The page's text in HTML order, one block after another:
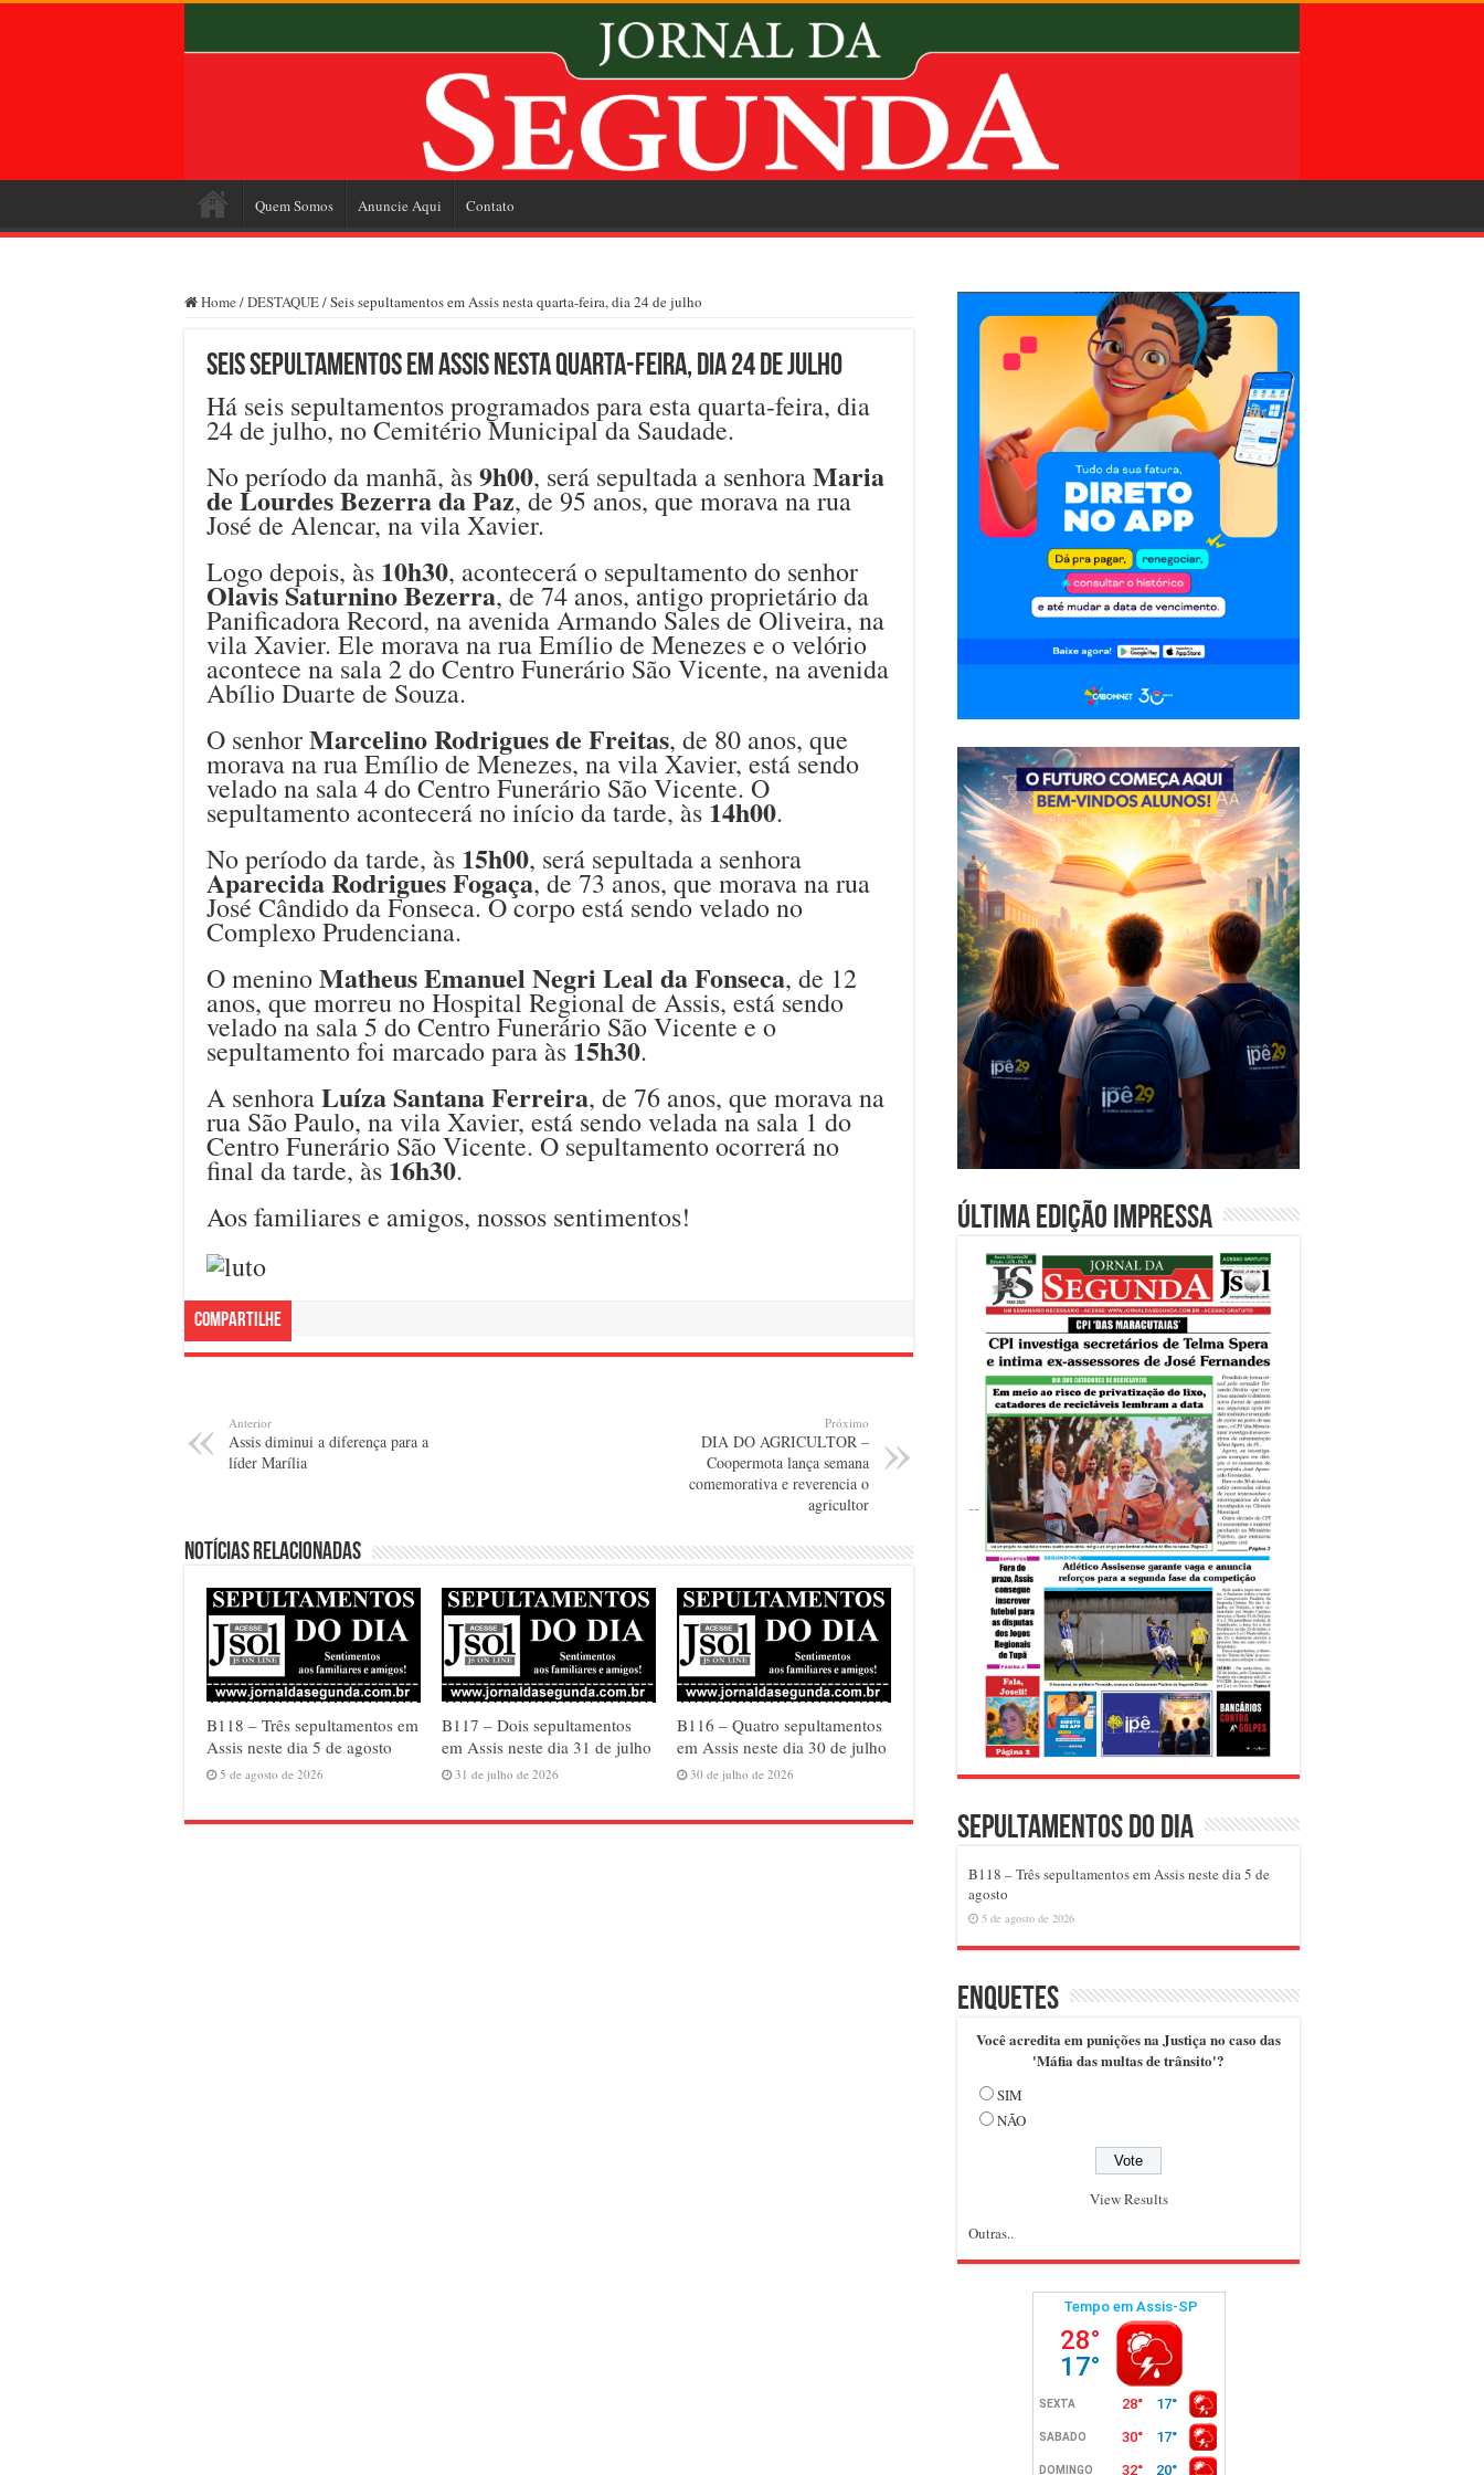
Quem Somos Anuncie Aqui Contato
Home /DESTAQUE/Seis sepultamentos em Assis nesta quarta-feira, dia 24 de julho
Seis sepultamentos em Assis nesta quarta-feira, dia 24 de julho
Há seis sepultamentos programados para esta quarta-feira, dia
24 de julho, no Cemitério Municipal da Saudade.
No período da manhã, às9h00, será sepultada a senhoraMaria
de Lourdes Bezerra da Paz, de 95 anos, que morava na rua
José de Alencar, na vila Xavier.
Logo depois, às 10h30, acontecerá o sepultamento do senhor
Olavis Saturnino Bezerra, de 74 anos, antigo proprietário da
Panificadora Record, na avenida Armando Sales de Oliveira, na
vila Xavier. Ele morava na rua Emílio de Menezes e o velório
acontece na sala 2 do Centro Funerário São Vicente, na avenida
Abílio Duarte de Souza.
O senhorMarcelino Rodrigues de Freitas, de 80 anos, que
morava na rua Emílio de Menezes, na vila Xavier, está sendo
velado na sala 4 do Centro Funerário São Vicente. O
sepultamento acontecerá no início da tarde, às14h00.
No período da tarde, às 15h00, será sepultada a senhora
Aparecida Rodrigues Fogaça, de 73 anos, que morava na rua
José Cândido da Fonseca. O corpo está sendo velado no
Complexo Prudenciana.
O meninoMatheus Emanuel Negri Leal da Fonseca, de 12
anos, que morreu no Hospital Regional de Assis, está sendo
velado na sala 5 do Centro Funerário São Vicente e o
sepultamento foi marcado para às15h30.
A senhoraLuíza Santana Ferreira, de 76 anos, que morava na
rua São Paulo, na vila Xavier, está sendo velada na sala 1 do
Centro Funerário São Vicente. O sepultamento ocorrerá no
final da tarde, às 16h30.
Aos familiares e amigos, nossos sentimentos!
Compartilhe
Anterior
Assis diminui a diferença para a
líder Marília
Próximo
DIA DO AGRICULTOR –
Coopermota lança semana
comemorativa e reverencia o
agricultor
Notícias relacionadas
B118 – Três sepultamentos em
Assis neste dia 5 de agosto
5 de agosto de 2026
B117 – Dois sepultamentos
em Assis neste dia 31 de julho
31 de julho de 2026
B116 – Quatro sepultamentos
em Assis neste dia 30 de julho
30 de julho de 2026
Última edição impressa
Sepultamentos do dia
B118 – Três sepultamentos em Assis neste dia 5 de
agosto
5 de agosto de 2026
Enquetes
Você acredita em punições na Justiça no caso das
'Máfia das multas de trânsito'?
SIM
NÃO
View Results
Outras..